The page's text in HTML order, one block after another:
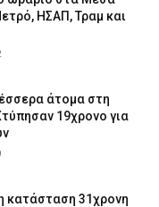
ΗΣΑΠ, Τραμ και
άτομα στη
19χρονο για
κατάσταση 31χρονη